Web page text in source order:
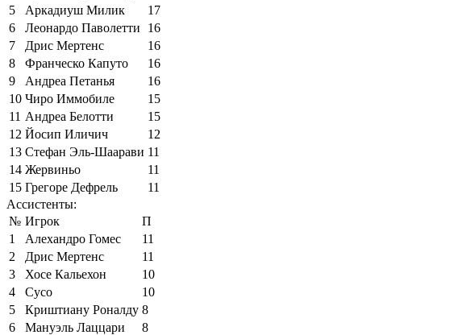
5
Аркадиуш Милик
17
6
Леонардо Паволетти
16
7
Дрис Мертенс
16
8
Франческо Капуто
16
9
Андреа Петанья
16
10 Чиро Иммобиле
15
11 Андреа Белотти
15
12 Йосип Иличич
12
13 Стефан Эль-Шаарави 11
14 Жервиньо
11
15 Грегоре Дефрель
11
Ассистенты:
№ Игрок
П
1
Алехандро Гомес
11
2
Дрис Мертенс
11
3
Хосе Кальехон
10
4
Сусо
10
5
Криштиану Роналду 8
6
Мануэль Лаццари
8